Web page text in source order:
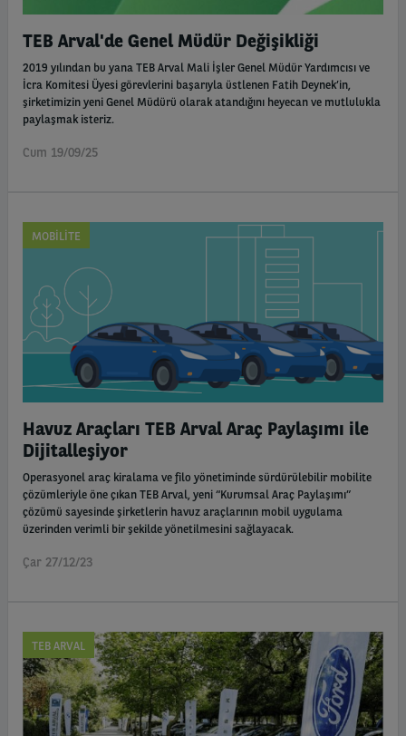
TEB Arval'de Genel Müdür Değişikliği
2019 yılından bu yana TEB Arval Mali İşler Genel Müdür Yardımcısı ve
İcra Komitesi Üyesi görevlerini başarıyla üstlenen Fatih Deynek’in,
şirketimizin yeni Genel Müdürü olarak atandığını heyecan ve mutlulukla
paylaşmak isteriz.
Cum 19/09/25
MOBILITE
Havuz Araçları TEB Arval Araç Paylaşımı ile
Dijitalleşiyor
Operasyonel araç kiralama ve filo yönetiminde sürdürülebilir mobilite
çözümleriyle öne çıkan TEB Arval, yeni “Kurumsal Araç Paylaşımı”
çözümü sayesinde şirketlerin havuz araçlarının mobil uygulama
üzerinden verimli bir şekilde yönetilmesini sağlayacak.
Çar 27/12/23
TEB ARVAL